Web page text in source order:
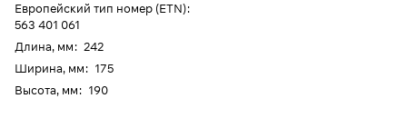
Европейский тип номер (ETN):
563 401 061
Длина, мм: 242
Ширина, мм: 175
Высота, мм: 190